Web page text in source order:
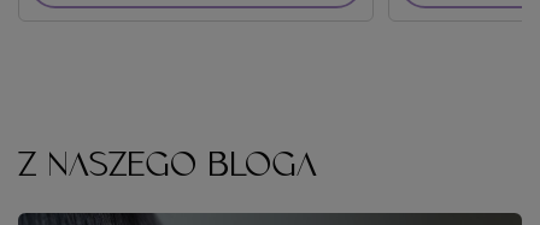
Z NASZEGO BLOGA